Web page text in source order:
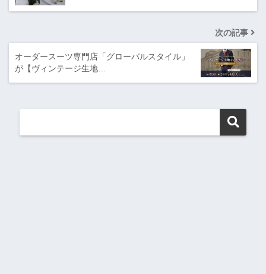
次の記事
オーダースーツ専門店「グローバルスタイル」
が【ヴィンテージ生地…